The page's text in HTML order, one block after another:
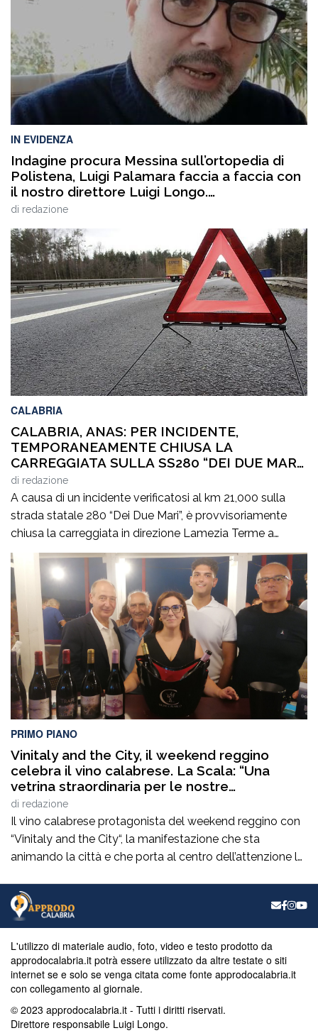
IN EVIDENZA
Indagine procura Messina sull’ortopedia di
Polistena, Luigi Palamara faccia a faccia con
il nostro direttore Luigi Longo.
VIDEOINTERVISTA
di redazione
CALABRIA
CALABRIA, ANAS: PER INCIDENTE,
TEMPORANEAMENTE CHIUSA LA
CARREGGIATA SULLA SS280 “DEI DUE MARI”,
IN DIREZIONE LAMEZIA TERME
di redazione
A causa di un incidente verificatosi al km 21,000 sulla
strada statale 280 “Dei Due Mari”, è provvisoriamente
chiusa la carreggiata in direzione Lamezia Terme a
Marcellinara (CZ). Il sinistro, le cui cause sono in corso di
accertamento, ha coinvolto un mezzo pesante e un
veicolo leggero provocando il ferimento di cinque
persone. Il traffico […]
PRIMO PIANO
Vinitaly and the City, il weekend reggino
celebra il vino calabrese. La Scala: “Una
vetrina straordinaria per le nostre
eccellenze”
di redazione
Il vino calabrese protagonista del weekend reggino con
“Vinitaly and the City“, la manifestazione che sta
animando la città e che porta al centro dell’attenzione le
che incrocia promozione, cultura, turismo e
valorizzazione delle produzioni locali e che raccoglie il
plauso del consigliere comunaleRocco La Scala. “È una
manifestazione […]
L'utilizzo di materiale audio, foto, video e testo prodotto da
approdocalabria.it potrà essere utilizzato da altre testate o siti
internet se e solo se venga citata come fonte approdocalabria.it
con collegamento al giornale.
© 2023 approdocalabria.it - Tutti i diritti riservati.
Direttore responsabile Luigi Longo.